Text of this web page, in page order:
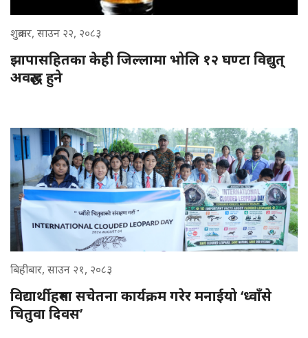
शुक्रबार, साउन २२, २०८३
झापासहितका केही जिल्लामा भोलि १२ घण्टा विद्युत्
अवरुद्ध हुने
बिहीबार, साउन २१, २०८३
विद्यार्थीहरुमा सचेतना कार्यक्रम गरेर मनाईयो ‘ध्वाँसे
चितुवा दिवस’